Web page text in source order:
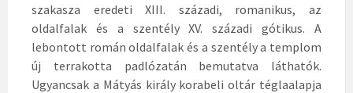
szakasza eredeti XIII. századi, romanikus, az
oldalfalak és a szentély XV. századi gótikus. A
lebontott román oldalfalak és a szentély a templom
új terrakotta padlózatán bemutatva láthatók.
Ugyancsak a Mátyás király korabeli oltár téglaalapja